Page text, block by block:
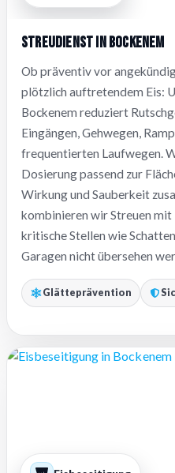
Streudienst in Bockenem
Ob präventiv vor
plötzlich auftretendem Eis:
Bockenem reduziert
Eingängen, Gehwegen,
frequentierten Laufwegen.
Dosierung passend zur
Wirkung und Sauberkeit
kombinieren wir Streuen
kritische Stellen wie
Garagen nicht übersehen
Glätteprävention